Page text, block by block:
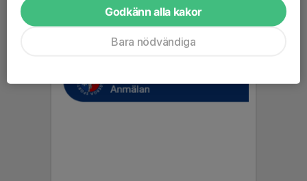
Godkänn alla kakor
Bara nödvändiga